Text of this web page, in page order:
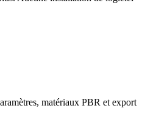
matériaux PBR et export